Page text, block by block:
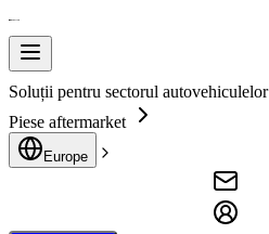
Soluții pentru sectorul autovehiculelor
Piese aftermarket
Europe